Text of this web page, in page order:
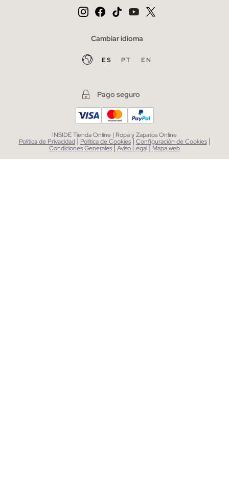
Cambiar idioma
ES PT EN
Pago seguro
INSIDE Tienda Online | Ropa y Zapatos Online
Política de Privacidad | Política de Cookies| Configuración de Cookies |
Condiciones Generales|Aviso Legal| Mapa web